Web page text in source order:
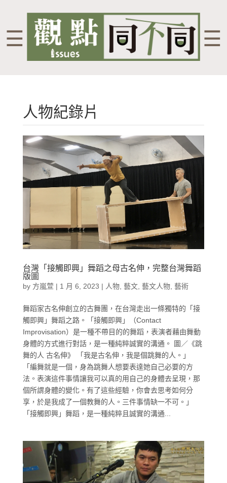
☰ ☰
人物紀錄片
台灣「接觸即興」舞蹈之母古名伸，完整台灣舞蹈
版圖
by 方嵐萱 | 1 月 6, 2023 | 人物, 藝文, 藝文人物, 藝術
舞蹈家古名伸創立的古舞團，在台灣走出一條獨特的「接
觸即興」舞蹈之路。「接觸即興」（Contact
Improvisation）是一種不帶目的的舞蹈，表演者藉由舞動
身體的方式進行對話，是一種純粹誠實的溝通。 圖／《跳
舞的人 古名伸》 「我是古名伸，我是個跳舞的人。」
「編舞就是一個，身為跳舞人想要表達她自己必要的方
法。表演這件事情讓我可以真的用自己的身體去呈現，那
個所謂身體的變化。有了這些經驗，你會去思考如何分
享，於是我成了一個教舞的人。三件事情缺一不可。」
「接觸即興」舞蹈，是一種純粹且誠實的溝通...